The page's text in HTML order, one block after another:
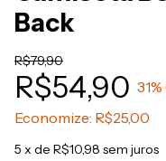
Back
R$79,90
R$54,90 31
Economize: R$25,00
5 x de R$10,98 sem juros